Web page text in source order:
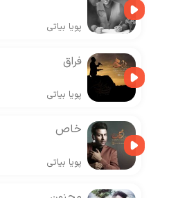
پویا بیاتی
فراق
پویا بیاتی
خاص
پویا بیاتی